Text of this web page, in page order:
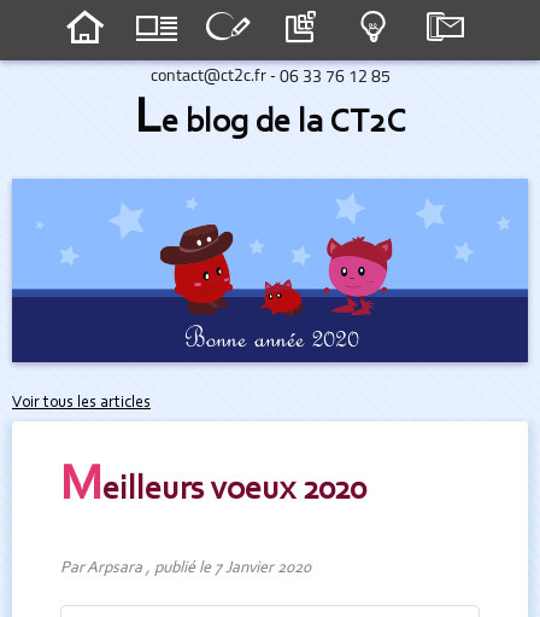
-
Le blog de la CT2C
Voir tous les articles
Meilleurs voeux 2020
Par Arpsara , publié le 7 Janvier 2020